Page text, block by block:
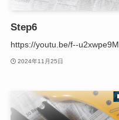
Step6
https://youtu.be/f--u2xwpe9M
2024年11月25日